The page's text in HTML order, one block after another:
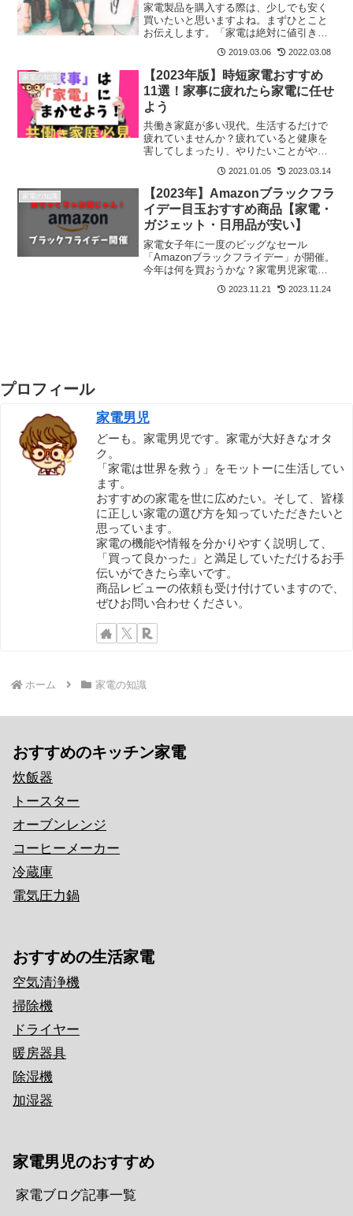
家電製品を購入する際は、少しでも安く
買いたいと思いますよね。まずひとこと
お伝えします。「家電は絶対に値引きが
できます。」値引きの幅はこの方法を読
めば分かります。僕も実践している方法
なのでご参考にどうぞ。方法は4つだけで
す。店員を1人に絞る対...
2019.03.06 2022.03.08
家電の知識
【2023年版】時短家電おすすめ
11選！家事に疲れたら家電に任せ
よう
共働き家庭が多い現代。生活するだけで
疲れていませんか？疲れていると健康を
害してしまったり、やりたいことがやれ
なかったり、イライラしてしまったりと
悪影響がループしてしまいます。じゃあ
この忙しさをどうすればいいのか？結
論、「家電に任せちゃおう」...
2021.01.05 2023.03.14
家電の知識
【2023年】Amazonブラックフラ
イデー目玉おすすめ商品【家電・
ガジェット・日用品が安い】
家電女子年に一度のビッグなセール
「Amazonブラックフライデー」が開催。
今年は何を買おうかな？家電男児家電や
ガジェット情報、目玉商品も合わせてご
紹介していきます。今年は安さはもちろ
2023.11.21 2023.11.24
プロフィール
家電男児
どーも。家電男児です。家電が大好きなオタ
ク。
「家電は世界を救う」をモットーに生活してい
ます。
おすすめの家電を世に広めたい。そして、皆様
に正しい家電の選び方を知っていただきたいと
思っています。
家電の機能や情報を分かりやすく説明して、
「買って良かった」と満足していただけるお手
伝いができたら幸いです。
商品レビューの依頼も受け付けていますので、
ぜひお問い合わせください。
ホーム 家電の知識
おすすめのキッチン家電
炊飯器
トースター
オーブンレンジ
コーヒーメーカー
冷蔵庫
電気圧力鍋
おすすめの生活家電
空気清浄機
掃除機
ドライヤー
暖房器具
除湿機
加湿器
家電男児のおすすめ
家電ブログ記事一覧